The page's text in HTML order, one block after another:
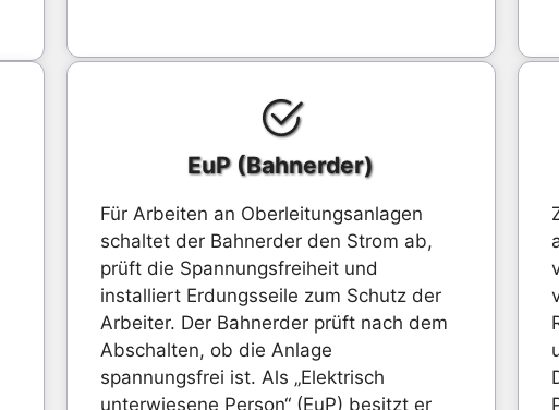
EuP (Bahnerder)
Für Arbeiten an Oberleitungsanlagen
schaltet der Bahnerder den Strom ab,
prüft die Spannungsfreiheit und
installiert Erdungsseile zum Schutz der
Arbeiter. Der Bahnerder prüft nach dem
Abschalten, ob die Anlage
spannungsfrei ist. Als „Elektrisch
unterwiesene Person“ (EuP) besitzt er